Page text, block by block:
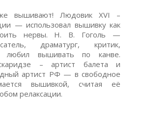
вышивают! Людовик XVI –
— использовал вышивку как
нервы. Н. В. Гоголь —
драматург, критик,
любил вышивать по канве.
– артист балета и
артист РФ — в свободное
вышивкой, считая её
релаксации.